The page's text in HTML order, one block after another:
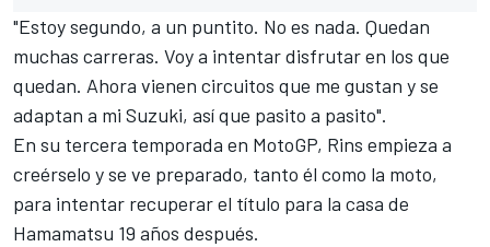
"Estoy segundo, a un puntito. No es nada. Quedan
muchas carreras. Voy a intentar disfrutar en los que
quedan. Ahora vienen circuitos que me gustan y se
adaptan a mi Suzuki, así que pasito a pasito".
En su tercera temporada en MotoGP, Rins empieza a
creérselo y se ve preparado, tanto él como la moto,
para intentar recuperar el título para la casa de
Hamamatsu 19 años después.